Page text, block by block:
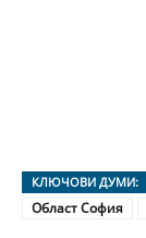
КЛЮЧОВИ ДУМИ:
Област София